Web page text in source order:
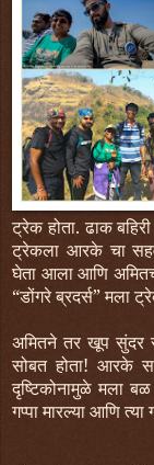
ट्रेक होता. ढाक
ट्रेकला आरके चा
घेता आला आणि
“डोंगरे ब्रदर्स” मला
अमितने तर खूप सुंदर
सोबत होता! आरके
दृष्टिकोनामुळे मला
गप्पा मारल्या आणि